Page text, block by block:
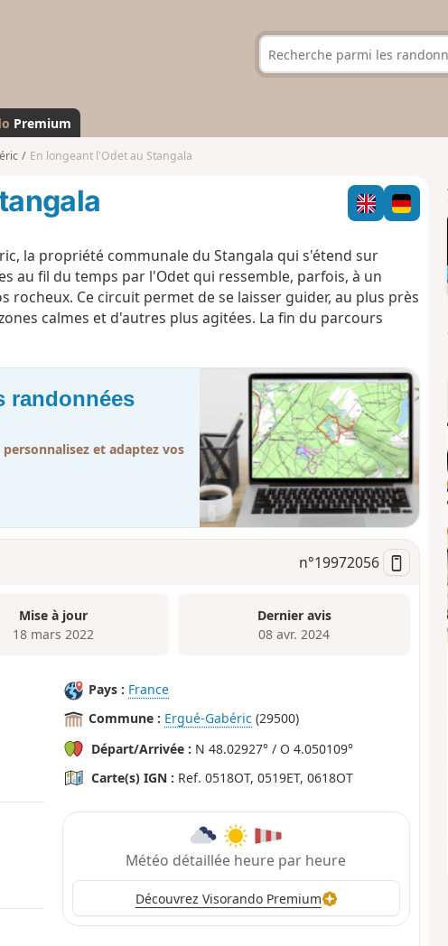
Premium
En longeant l'Odet au Stangala
la propriété communale du Stangala qui s'étend sur
au fil du temps par l'Odet qui ressemble, parfois, à un
Ce circuit permet de se laisser guider, au plus près
calmes et d'autres plus agitées. La fin du parcours
randonnées
et adaptez vos
n°19972056
Mise à jour
18 mars 2022
Dernier avis
08 avr. 2024
Pays : France
Commune : Ergué-Gabéric (29500)
Départ/Arrivée : N 48.02927° / O 4.050109°
Carte(s) IGN : Ref. 0518OT, 0519ET, 0618OT
Météo détaillée heure par heure
Découvrez Visorando Premium